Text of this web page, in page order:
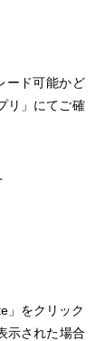
ード可能かど
リ」にてご確
」をクリック
示された場合